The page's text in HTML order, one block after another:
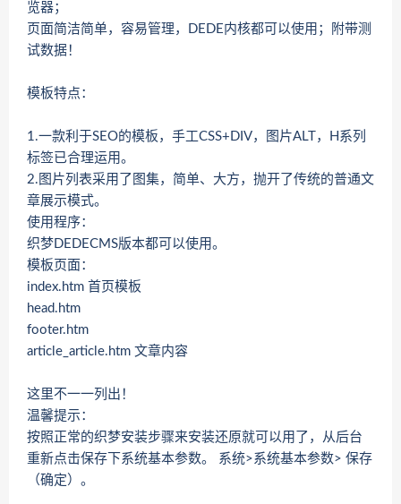
览器；
页面简洁简单，容易管理，DEDE内核都可以使用；附带测
试数据！
模板特点：
1.一款利于SEO的模板，手工CSS+DIV，图片ALT，H系列
标签已合理运用。
2.图片列表采用了图集，简单、大方，抛开了传统的普通文
章展示模式。
使用程序：
织梦DEDECMS版本都可以使用。
模板页面：
index.htm 首页模板
head.htm
footer.htm
article_article.htm 文章内容
这里不一一列出！
温馨提示：
按照正常的织梦安装步骤来安装还原就可以用了，从后台
重新点击保存下系统基本参数。 系统>系统基本参数> 保存
（确定）。